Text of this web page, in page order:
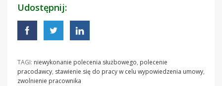
Udostępnij:
TAGI: niewykonanie polecenia służbowego, polecenie
pracodawcy, stawienie się do pracy w celu wypowiedzenia umowy,
zwolnienie pracownika